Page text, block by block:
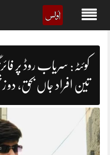
کوئٹہ: سریاب روڈ پر
تین افراد جاں بحق، دو